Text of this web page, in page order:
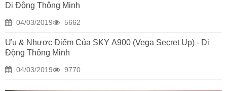
Di Động Thông Minh
04/03/2019 5662
Ưu & Nhược Điểm Của SKY A900 (Vega Secret Up) - Di
Động Thông Minh
04/03/2019 9770